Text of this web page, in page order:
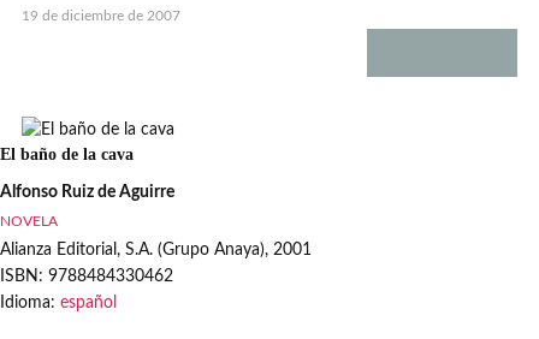
19 de diciembre de 2007
El baño de la cava
Alfonso Ruiz de Aguirre
NOVELA
Alianza Editorial, S.A. (Grupo Anaya), 2001
ISBN : 9788484330462
Idioma: español